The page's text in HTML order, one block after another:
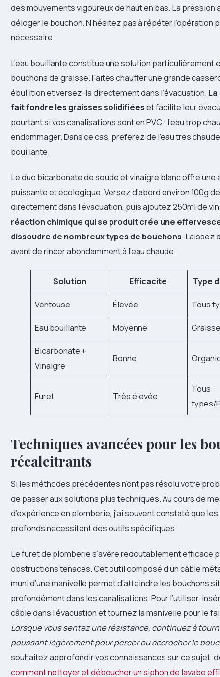
des mouvements vigoureux de haut en bas. La pression
déloger le bouchon. N’hésitez pas à répéter l’opération
nécessaire.
L’eau bouillante constitue une solution particulièrement
bouchons de graisse. Faites chauffer une grande
ébullition et versez-la directement dans l’évacuation.
fait fondre les graisses solidifiéeset facilite leur
pourtant si vos canalisations sont en PVC : l’eau trop
endommager. Dans ce cas, préférez de l’eau très
bouillante.
Le duo bicarbonate de soude et vinaigre blanc offre une
puissante et écologique. Versez d’abord environ 100g
directement dans l’évacuation, puis ajoutez 250ml de
réaction chimique qui se produit crée une
dissoudre de nombreux types de bouchons. Laissez
avant de rincer abondamment à l’eau chaude.
Solution Efficacité Type
Ventouse Élevée Tous
Eau bouillante Moyenne
Bicarbonate +
Vinaigre
Bonne
Furet Très élevée
Tous
types/
Techniques avancées pour les
récalcitrants
Si les méthodes précédentes n’ont pas résolu votre
de passer aux solutions plus techniques. Au cours de
d’expérience en plomberie, j’ai souvent constaté que
profonds nécessitent des outils spécifiques.
Le furet de plomberie s’avère redoutablement efficace
obstructions tenaces. Cet outil composé d’un câble
muni d’une manivelle permet d’atteindre les bouchons
profondément dans les canalisations. Pour l’utiliser,
câble dans l’évacuation et tournez la manivelle pour le
Lorsque vous sentez une résistance, continuez à
poussant légèrement pour percer ou accrocher le
souhaitez approfondir vos connaissances sur ce sujet,
comment nettoyer et déboucher un siphon de lavabo